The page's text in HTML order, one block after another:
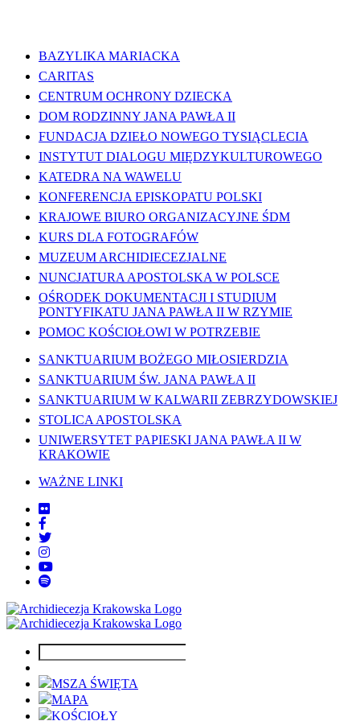
BAZYLIKA MARIACKA
CARITAS
CENTRUM OCHRONY DZIECKA
DOM RODZINNY JANA PAWŁA II
FUNDACJA DZIEŁO NOWEGO TYSIĄCLECIA
INSTYTUT DIALOGU MIĘDZYKULTUROWEGO
KATEDRA NA WAWELU
KONFERENCJA EPISKOPATU POLSKI
KRAJOWE BIURO ORGANIZACYJNE ŚDM
KURS DLA FOTOGRAFÓW
MUZEUM ARCHIDIECEZJALNE
NUNCJATURA APOSTOLSKA W POLSCE
OŚRODEK DOKUMENTACJI I STUDIUM
PONTYFIKATU JANA PAWŁA II W RZYMIE
POMOC KOŚCIOŁOWI W POTRZEBIE
SANKTUARIUM BOŻEGO MIŁOSIERDZIA
SANKTUARIUM ŚW. JANA PAWŁA II
SANKTUARIUM W KALWARII ZEBRZYDOWSKIEJ
STOLICA APOSTOLSKA
UNIWERSYTET PAPIESKI JANA PAWŁA II W
KRAKOWIE
WAŻNE LINKI
MSZA ŚWIĘTA
MAPA
KOŚCIOŁY